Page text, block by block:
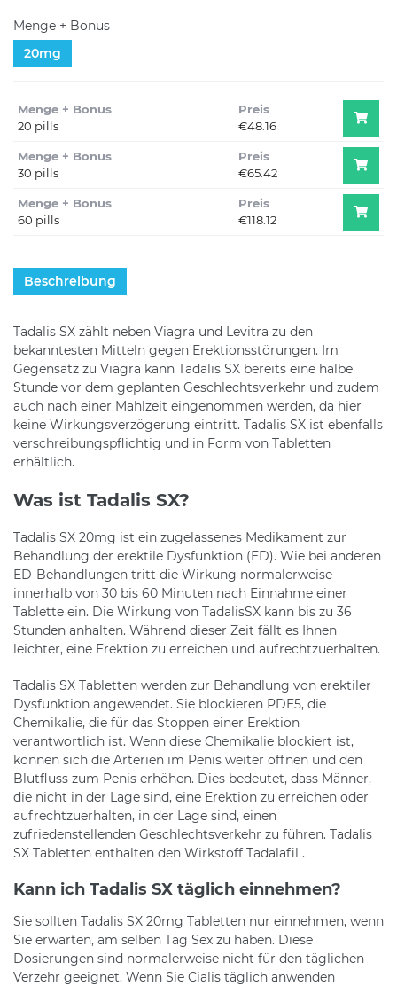
Menge + Bonus
20mg
Menge + Bonus
20 pills
Preis
€48.16
Menge + Bonus
30 pills
Preis
€65.42
Menge + Bonus
60 pills
Preis
€118.12
Beschreibung
Tadalis SX zählt neben Viagra und Levitra zu den
bekanntesten Mitteln gegen Erektionsstörungen. Im
Gegensatz zu Viagra kann Tadalis SX bereits eine halbe
Stunde vor dem geplanten Geschlechtsverkehr und zudem
auch nach einer Mahlzeit eingenommen werden, da hier
keine Wirkungsverzögerung eintritt. Tadalis SX ist ebenfalls
verschreibungspflichtig und in Form von Tabletten
erhältlich.
Was ist Tadalis SX?
Tadalis SX 20mg ist ein zugelassenes Medikament zur
Behandlung der erektile Dysfunktion (ED). Wie bei anderen
ED-Behandlungen tritt die Wirkung normalerweise
innerhalb von 30 bis 60 Minuten nach Einnahme einer
Tablette ein. Die Wirkung von TadalisSX kann bis zu 36
Stunden anhalten. Während dieser Zeit fällt es Ihnen
leichter, eine Erektion zu erreichen und aufrechtzuerhalten.
Tadalis SX Tabletten werden zur Behandlung von erektiler
Dysfunktion angewendet. Sie blockieren PDE5, die
Chemikalie, die für das Stoppen einer Erektion
verantwortlich ist. Wenn diese Chemikalie blockiert ist,
können sich die Arterien im Penis weiter öffnen und den
Blutfluss zum Penis erhöhen. Dies bedeutet, dass Männer,
die nicht in der Lage sind, eine Erektion zu erreichen oder
aufrechtzuerhalten, in der Lage sind, einen
zufriedenstellenden Geschlechtsverkehr zu führen. Tadalis
SX Tabletten enthalten den Wirkstoff Tadalafil .
Kann ich Tadalis SX täglich einnehmen?
Sie sollten Tadalis SX 20mg Tabletten nur einnehmen, wenn
Sie erwarten, am selben Tag Sex zu haben. Diese
Dosierungen sind normalerweise nicht für den täglichen
Verzehr geeignet. Wenn Sie Cialis täglich anwenden